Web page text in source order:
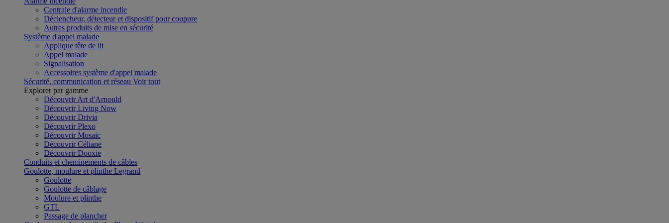
Centrale d'alarme incendie
Déclencheur, détecteur et dispositif pour coupure
Autres produits de mise en sécurité
Système d'appel malade
Applique tête de lit
Appel malade
Signalisation
Accessoires système d'appel malade
Sécurité, communication et réseau Voir tout
Explorer par gamme
Découvrir Art d'Arnould
Découvrir Living Now
Découvrir Drivia
Découvrir Plexo
Découvrir Mosaic
Découvrir Céliane
Découvrir Dooxie
Conduits et cheminements de câbles
Goulotte, moulure et plinthe Legrand
Goulotte
Goulotte de câblage
Moulure et plinthe
GTL
Passage de plancher